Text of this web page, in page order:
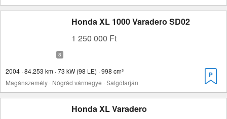
Honda XL 1000 Varadero SD02
1 250 000 Ft
2004 · 84.253 km · 73 kW (98 LE) · 998 cm³
Magánszemély · Nógrád vármegye · Salgótarján
Honda XL Varadero